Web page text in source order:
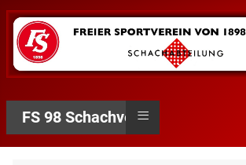
FS 98 Schachverein
≡